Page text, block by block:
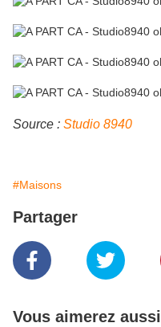
Source : Studio 8940
#Maisons
Partager
Vous aimerez aussi